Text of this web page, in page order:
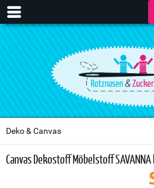
Deko & Canvas
Canvas Dekostoff Möbelstoff